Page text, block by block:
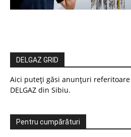
DELGAZ GRID
Aici puteți găsi anunțuri
DELGAZ din Sibiu.
Pentru cumpărături